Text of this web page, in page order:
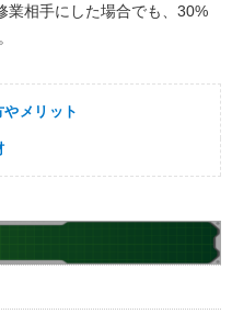
果】
ヤ人
限界を超えた姿
バー
を超えた力
果】
業相手にした場合でも、30%
メリット